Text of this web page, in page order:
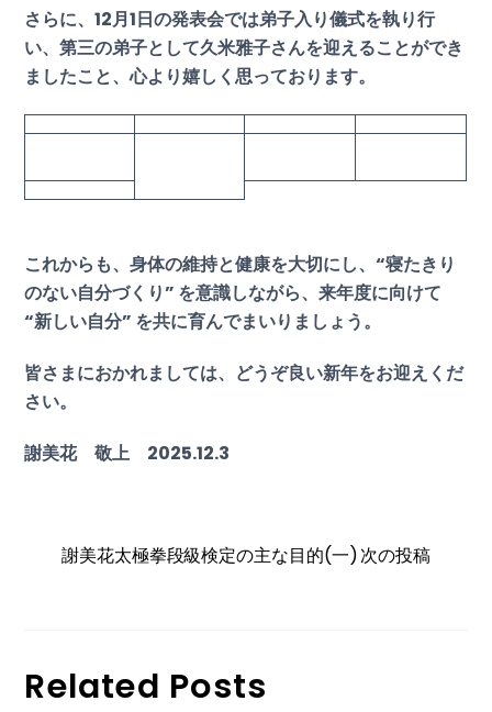
さらに、12月1日の発表会では弟子入り儀式を執り行
い、第三の弟子として久米雅子さんを迎えることができ
ましたこと、心より嬉しく思っております。
これからも、身体の維持と健康を大切にし、“寝たきり
のない自分づくり” を意識しながら、来年度に向けて
“新しい自分” を共に育んでまいりましょう。
皆さまにおかれましては、どうぞ良い新年をお迎えくだ
さい。
謝美花 敬上 2025.12.3
謝美花太極拳段級検定の主な目的(一)次の投稿
Related Posts